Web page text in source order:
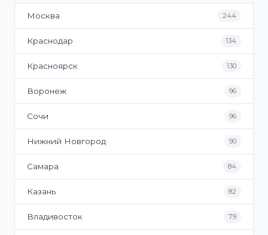
Москва 244
Краснодар 134
Красноярск 130
Воронеж 96
Сочи 96
Нижний Новгород 90
Самара 84
Казань 82
Владивосток 79